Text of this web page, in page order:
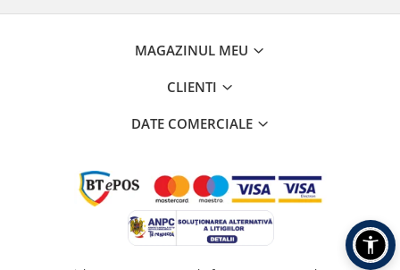
MAGAZINUL MEU
CLIENTI
DATE COMERCIALE